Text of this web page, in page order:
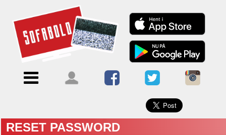
Menu
ForsideKalendere
Om
Kontakt
Opret
bruger
×
RESET PASSWORD